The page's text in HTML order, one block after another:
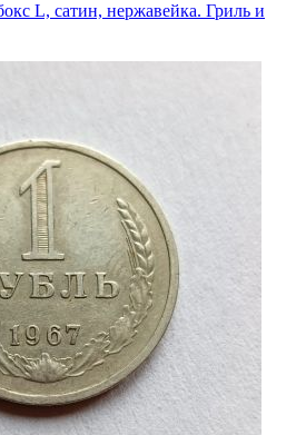
L, сатин, нержавейка. Гриль и